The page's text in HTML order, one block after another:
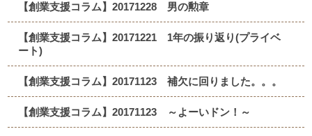
【創業支援コラム】20171228 男の勲章
【創業支援コラム】20171221 1年の振り返り(プライベ
ート)
【創業支援コラム】20171123 補欠に回りました。。。
【創業支援コラム】20171123 ～よーいドン！～